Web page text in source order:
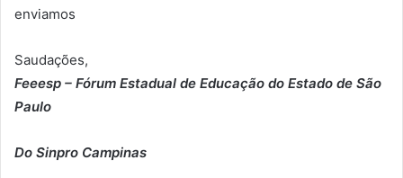
enviamos
Saudações,
Feeesp – Fórum Estadual de Educação do Estado de São
Paulo
Do Sinpro Campinas